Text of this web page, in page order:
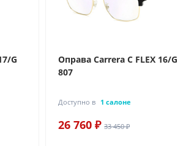
G
Оправа Carrera C FLEX 16/G
807
Доступно в 1 салоне
26 760 ₽ 33 450 ₽